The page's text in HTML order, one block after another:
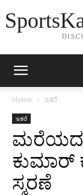
Home ಇತರೆ
ಇತರೆ
ಮರೆಯದ
ಕುಮಾರ್
ಸ್ಮರಣೆ